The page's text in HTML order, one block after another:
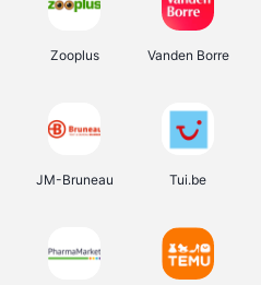
Zooplus Vanden Borre
JM-Bruneau Tui.be